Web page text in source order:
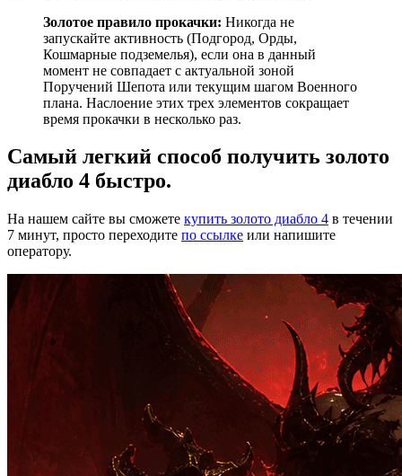
Золотое правило прокачки: Никогда не
запускайте активность (Подгород, Орды,
Кошмарные подземелья), если она в данный
момент не совпадает с актуальной зоной
Поручений Шепота или текущим шагом Военного
плана. Наслоение этих трех элементов сокращает
время прокачки в несколько раз.
Самый легкий способ получить золото
диабло 4 быстро.
На нашем сайте вы сможете купить золото диабло 4 в течении
7 минут, просто переходите по ссылке или напишите
оператору.